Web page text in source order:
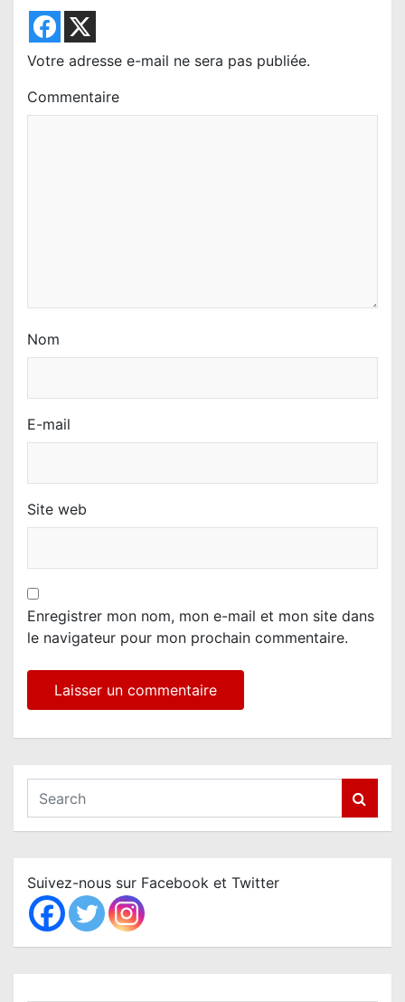
Votre adresse e-mail ne sera pas publiée.
Commentaire
Nom
E-mail
Site web
Enregistrer mon nom, mon e-mail et mon site dans
le navigateur pour mon prochain commentaire.
a
c
h
Suivez-nous sur Facebook et Twitter